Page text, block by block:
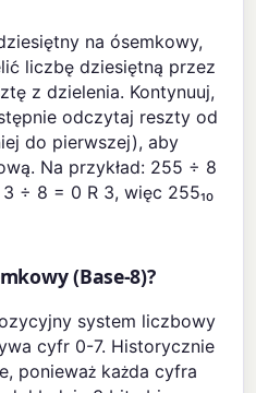
na ósemkowy,
liczbę dziesiętną przez
z dzielenia. Kontynuuj,
odczytaj reszty od
do pierwszej), aby
Na przykład: 255 ÷ 8
÷ 8 = 0 R 3, więc 255₁₀
(Base-8)?
system liczbowy
cyfr 0-7. Historycznie
ponieważ każda cyfra